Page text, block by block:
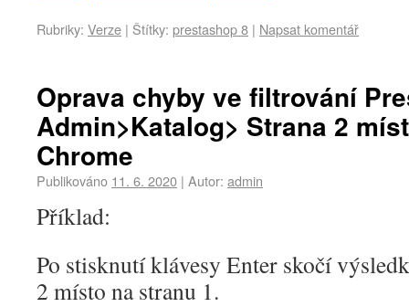
Rubriky: Verze | Štítky: prestashop 8 | Napsat komentář
Oprava chyby ve filtrování
Admin>Katalog> Strana 2
Chrome
Publikováno 11. 6. 2020 | Autor: admin
Příklad:
Po stisknutí klávesy Enter skočí
2 místo na stranu 1.